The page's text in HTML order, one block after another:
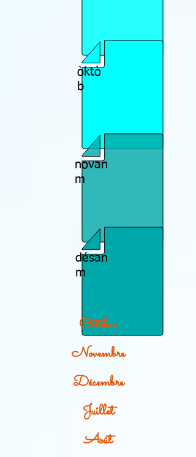
òktò
b
novan
m
désan
m
Octobre
Novembre
Décembre
Juillet
Août